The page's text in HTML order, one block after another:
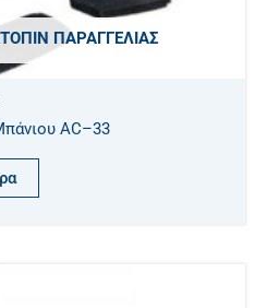
ΠΑΡΑΓΓΕΛΊΑΣ
AC–33